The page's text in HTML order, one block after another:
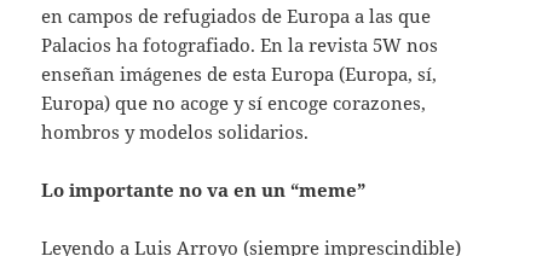
en campos de refugiados de Europa a las que
Palacios ha fotografiado. En la revista 5W nos
enseñan imágenes de esta Europa (Europa, sí,
Europa) que no acoge y sí encoge corazones,
hombros y modelos solidarios.
Lo importante no va en un “meme”
Leyendo a Luis Arroyo (siempre imprescindible)